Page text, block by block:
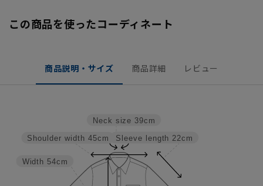
この商品を使ったコーディネート
商品説明・サイズ 商品詳細 レビュー
Sleeve length 22cm
Neck size 39cm
Width 54cm
Shoulder width 45cm